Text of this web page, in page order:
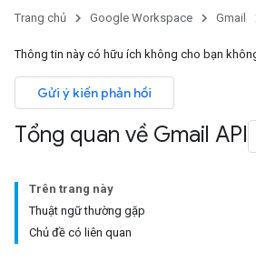
Trang chủ Google Workspace Gmail
Thông tin này có hữu ích không cho bạn
Gửi ý kiến phản hồi
Tổng quan về Gmail API
Trên trang này
Thuật ngữ thường gặp
Chủ đề có liên quan